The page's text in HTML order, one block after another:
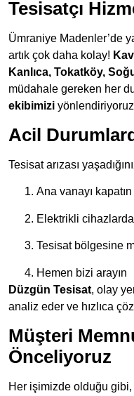
Tesisatçı
Ümraniye Madenler’de
artık çok daha kolay!
Kanlıca, Tokatköy,
müdahale gereken her
ekibimizi
Acil
Tesisat arızası
Ana vanayı
Elektrikli
Tesisat bölgesine
Hemen bizi arayın
Düzgün Tesisat, olay
analiz eder ve hızlıca
Müşteri
Önceliyoruz
Her işimizde olduğu